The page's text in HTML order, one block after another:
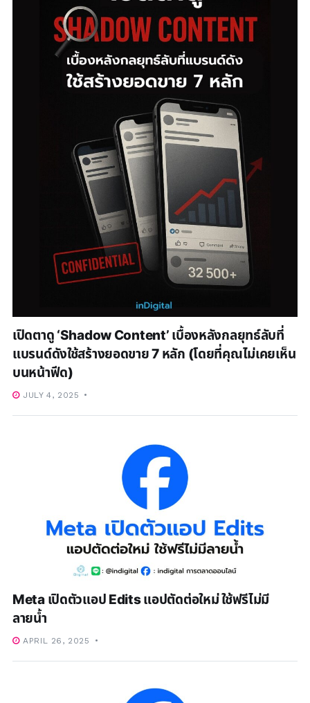
เปิดตาดู ‘Shadow Content’ เบื้องหลังกลยุทธ์ลับที่
แบรนด์ดังใช้สร้างยอดขาย 7 หลัก (โดยที่คุณไม่เคยเห็น
บนหน้าฟีด)
JULY 4, 2025
Meta เปิดตัวแอป Edits แอปตัดต่อใหม่ ใช้ฟรีไม่มี
ลายน้ำ
APRIL 26, 2025